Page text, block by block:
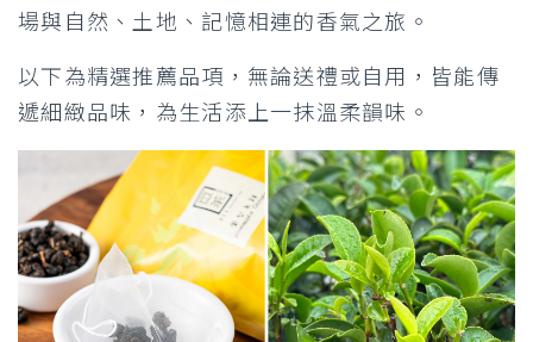
場與自然、土地、記憶相連的香氣之旅。
以下為精選推薦品項，無論送禮或自用，皆能傳
遞細緻品味，為生活添上一抹溫柔韻味。